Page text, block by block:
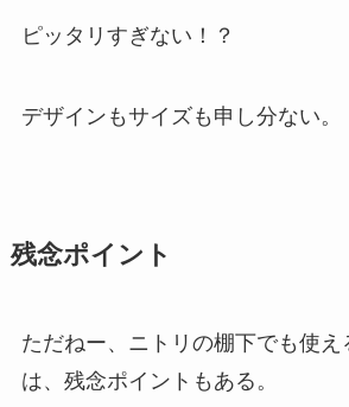
ピッタリすぎない！？
デザインもサイズも申し分ない。
残念ポイント
ただねー、ニトリの棚下でも使
は、残念ポイントもある。